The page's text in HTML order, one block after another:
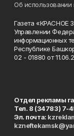
Об использовании
Газета «КРАСНОЕ
Управлении
информационных
Республике
02 - 01880 от
Отдел рекламы
Тел. 8 (34783) 7-
Эл. почта: